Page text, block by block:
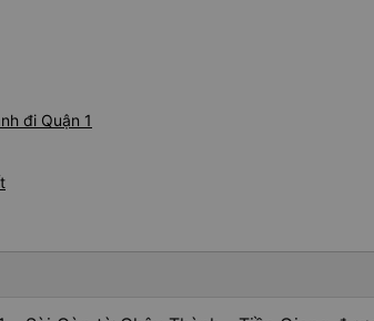
đi Quận 1